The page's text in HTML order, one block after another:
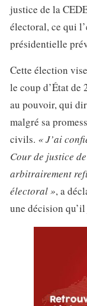
justice de la
électoral, ce qui
présidentielle
Cette élection
le coup d’État de
au pouvoir, qui
malgré sa
civils. « J’ai
Cour de justice
arbitrairement
électoral », a
une décision